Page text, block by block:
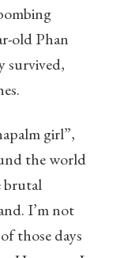
old Phan
survived,
girl”,
the world
brutal
I’m not
those days